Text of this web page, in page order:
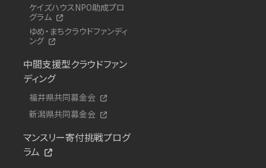
ケイズハウスNPO助成プロ
グラム
ゆめ・まちクラウドファンディ
ング
中間支援型クラウドファン
ディング
福井県共同募金会
新潟県共同募金会
マンスリー寄付挑戦プログ
ラム